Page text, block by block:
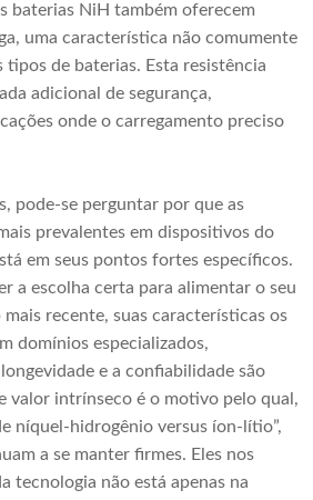
baterias NiH também oferecem
uma característica não comumente
de baterias. Esta resistência
adicional de segurança,
onde o carregamento preciso
pode-se perguntar por que as
prevalentes em dispositivos do
em seus pontos fortes específicos.
a escolha certa para alimentar o seu
recente, suas características os
domínios especializados,
e a confiabilidade são
valor intrínseco é o motivo pelo qual,
níquel-hidrogênio versus íon-lítio”,
a se manter firmes. Eles nos
tecnologia não está apenas na